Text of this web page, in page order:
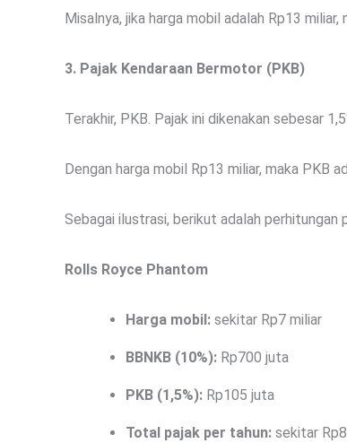
Misalnya, jika harga mobil adalah Rp13 miliar,
3. Pajak Kendaraan Bermotor (PKB)
Terakhir, PKB. Pajak ini dikenakan sebesar
Dengan harga mobil Rp13 miliar, maka PKB
Sebagai ilustrasi, berikut adalah perhitungan
Rolls Royce Phantom
Harga mobil: sekitar Rp7 miliar
BBNKB (10%): Rp700 juta
PKB (1,5%): Rp105 juta
Total pajak per tahun: sekitar